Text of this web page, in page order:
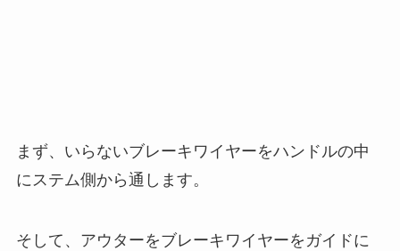
まず、いらないブレーキワイヤーをハンドルの中
にステム側から通します。
そして、アウターをブレーキワイヤーをガイドに